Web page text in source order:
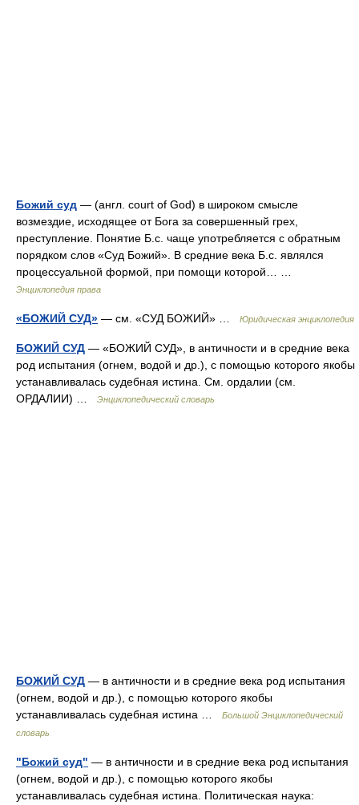
Божий суд — (англ. court of God) в широком смысле
возмездие, исходящее от Бога за совершенный грех,
преступление. Понятие Б.с. чаще употребляется с обратным
порядком слов «Суд Божий». В средние века Б.с. являлся
процессуальной формой, при помощи которой… …
Энциклопедия права
«БОЖИЙ СУД» — см. «СУД БОЖИЙ» … Юридическая энциклопедия
БОЖИЙ СУД — «БОЖИЙ СУД», в античности и в средние века
род испытания (огнем, водой и др.), с помощью которого якобы
устанавливалась судебная истина. См. ордалии (см.
ОРДАЛИИ) …
Энциклопедический словарь
БОЖИЙ СУД — в античности и в средние века род испытания
(огнем, водой и др.), с помощью которого якобы
устанавливалась судебная истина …
Большой Энциклопедический
словарь
"Божий суд" — в античности и в средние века род испытания
(огнем, водой и др.), с помощью которого якобы
устанавливалась судебная истина. Политическая наука: